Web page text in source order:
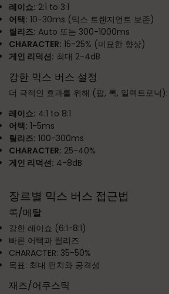
레이쇼: 2:1 to 3:1
어택: 10-30ms (믹스 트랜지언트 보존)
릴리즈: Auto 또는 300-1000ms
CHARACTER: 15-25% (미묘한 향상)
게인 리덕션: 최대 2-4dB
강한 믹스 버스 설정
더 극적인 효과를 위해 (팝, 록, 일렉트로닉):
레이쇼: 4:1 to 8:1
어택: 1-5ms
릴리즈: 100-300ms
CHARACTER: 25-40%
게인 리덕션: 4-8dB
장르별 믹스 버스 접근법
록/메탈
강한 레이쇼 (6:1-8:1)
빠른 어택과 릴리즈
CHARACTER: 35-50%
목표: 최대 펀치와 공격성
재즈/어쿠스틱